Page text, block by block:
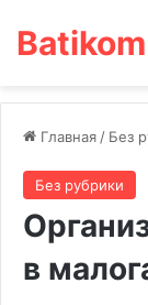
Batikom
Главная / Без
Без рубрики
в